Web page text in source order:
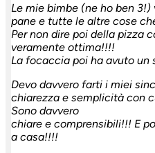
Le mie bimbe (ne ho ben
pane e tutte le altre cose
Per non dire poi della pizza
veramente ottima!!!!
La focaccia poi ha avuto un
Devo davvero farti i miei
chiarezza e semplicità con
Sono davvero
chiare e comprensibili!!! E
a casa!!!!